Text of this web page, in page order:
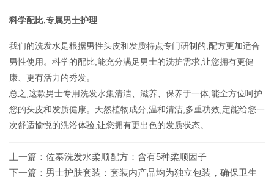
科学配比,专属男士护理
我们的洗发水是根据男性头皮和发质特点专门研制的,配方更加适合
男性使用。科学的配比,能充分满足男士的洗护需求,让您拥有更健
康、更有活力的秀发。
总之,这款男士专用洗发水集清洁、滋养、保养于一体,能全方位呵护
您的头皮和发质健康。天然植物成分,温和清洁,多重功效,定能给您一
次舒适愉悦的洗浴体验,让您拥有更出色的发质状态。
上一篇： 佐泰洗发水柔顺配方：含有5种柔顺因子
下一篇： 男士护肤套装：套装内产品均为独立包装，确保卫生